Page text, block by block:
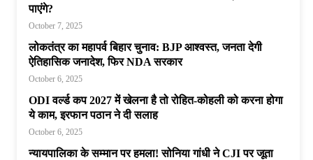
पाएंगे?
October 7, 2025
लोकतंत्र का महापर्व बिहार चुनाव: BJP आश्वस्त, जनता देगी
ऐतिहासिक जनादेश, फिर NDA सरकार
October 6, 2025
ODI वर्ल्ड कप 2027 में खेलना है तो रोहित-कोहली को करना होगा
ये काम, इरफान पठान ने दी सलाह
October 6, 2025
न्यायपालिका के सम्मान पर हमला! सोनिया गांधी ने CJI पर जूता